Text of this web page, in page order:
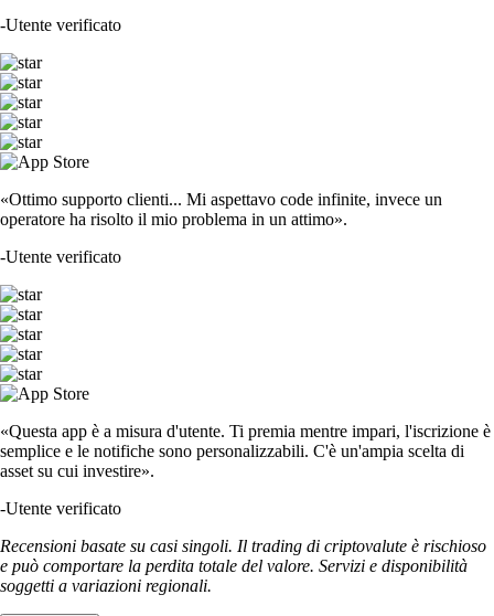
-Utente verificato
«Ottimo supporto clienti... Mi aspettavo code infinite, invece un
operatore ha risolto il mio problema in un attimo».
-Utente verificato
«Questa app è a misura d'utente. Ti premia mentre impari, l'iscrizione è
semplice e le notifiche sono personalizzabili. C'è un'ampia scelta di
asset su cui investire».
-Utente verificato
Recensioni basate su casi singoli. Il trading di criptovalute è rischioso
e può comportare la perdita totale del valore. Servizi e disponibilità
soggetti a variazioni regionali.